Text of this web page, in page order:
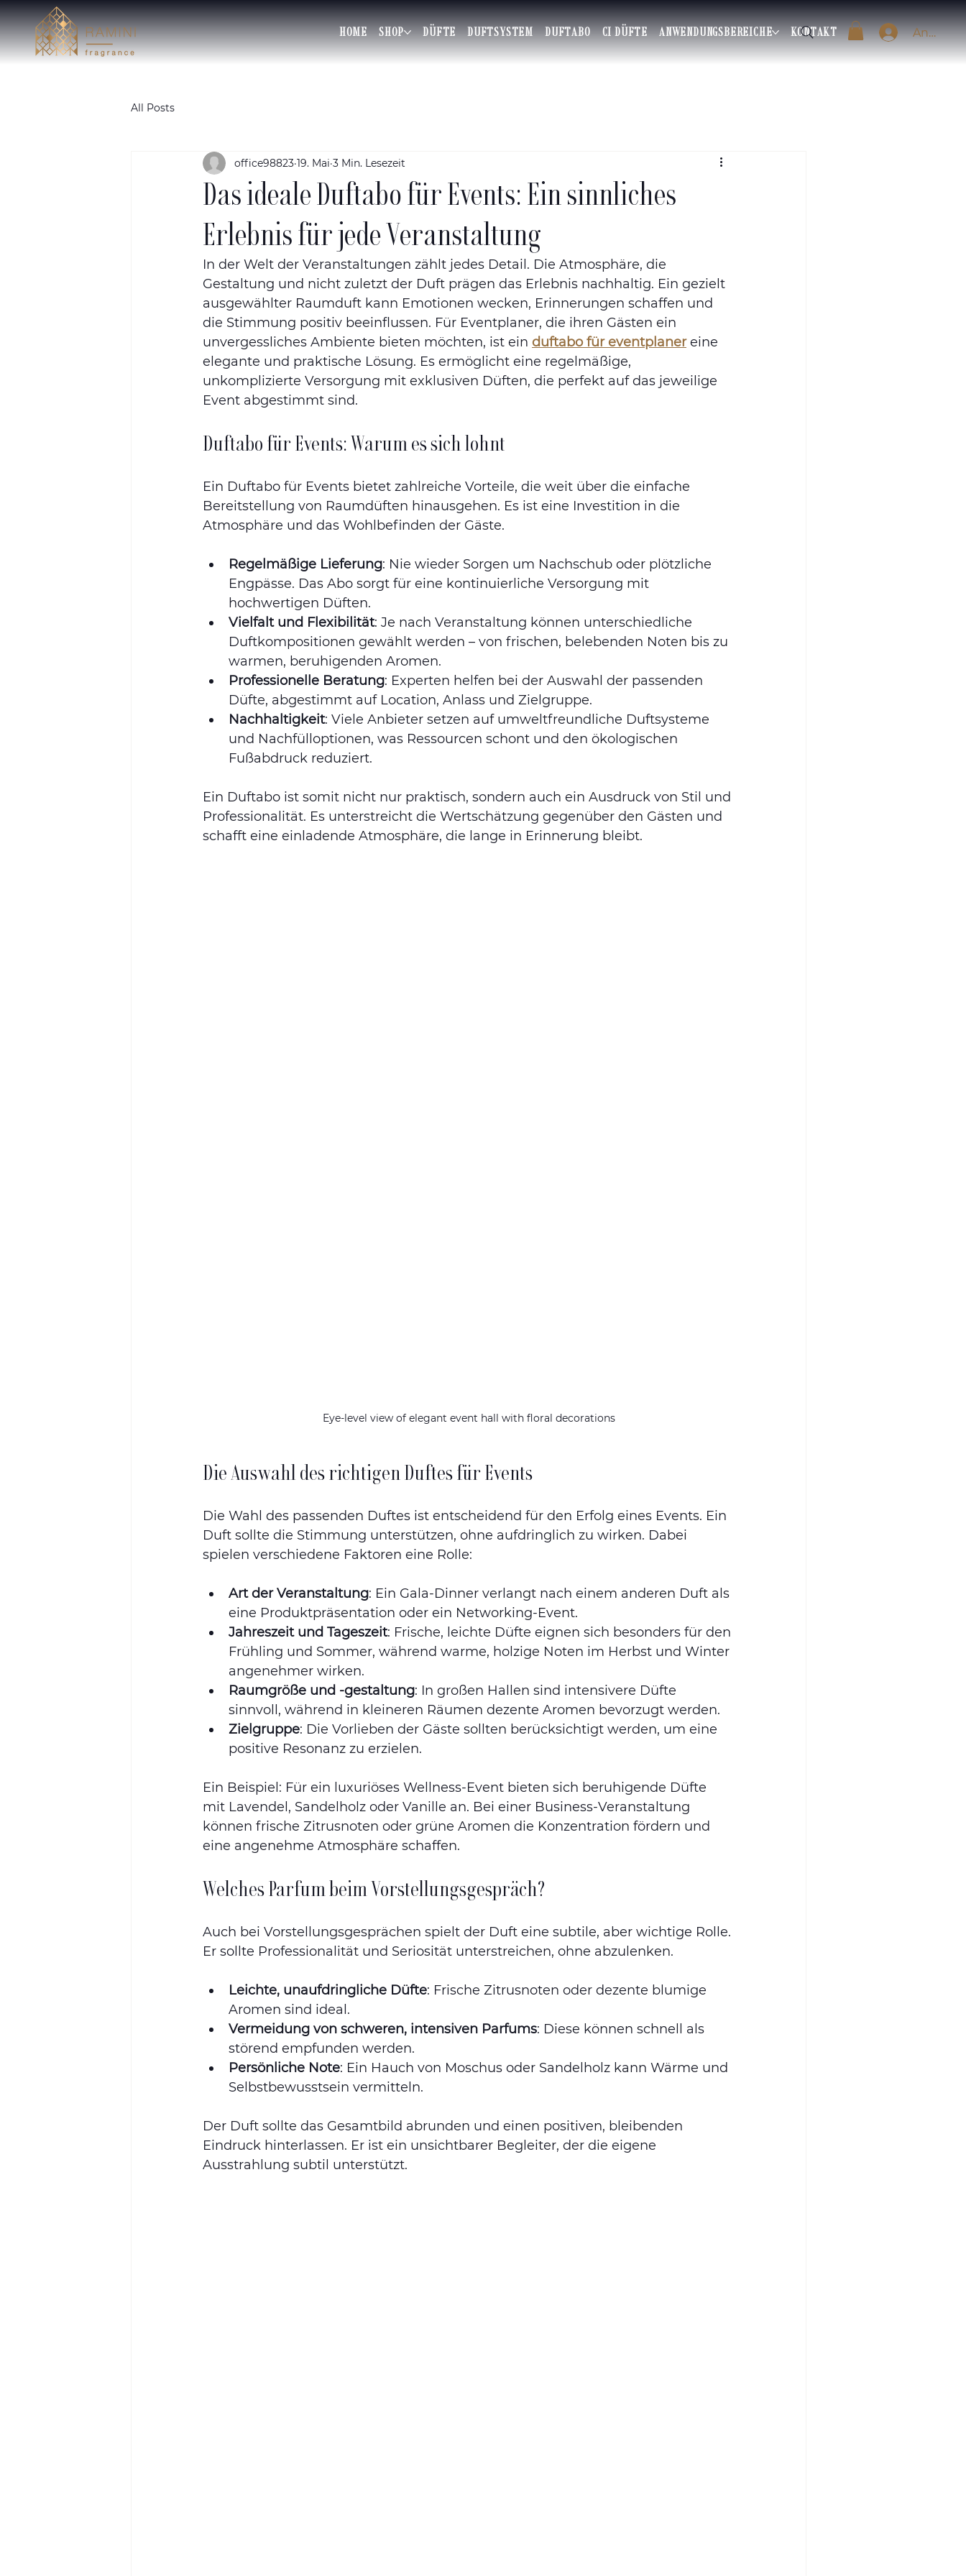
HOME SHOP DÜFTE DUFTSYSTEM DUFTABO CI DÜFTE ANWENDUNGSBEREICHE KONTAKT
All Posts
Das ideale Duftabo für Events: Ein sinnliches
Erlebnis für jede Veranstaltung
office98823 19. Mai 3 Min. Lesezeit
In der Welt der Veranstaltungen zählt jedes Detail. Die Atmosphäre, die
Gestaltung und nicht zuletzt der Duft prägen das Erlebnis nachhaltig. Ein gezielt
ausgewählter Raumduft kann Emotionen wecken, Erinnerungen schaffen und
die Stimmung positiv beeinflussen. Für Eventplaner, die ihren Gästen ein
unvergessliches Ambiente bieten möchten, ist ein duftabo für eventplaner eine
elegante und praktische Lösung. Es ermöglicht eine regelmäßige,
unkomplizierte Versorgung mit exklusiven Düften, die perfekt auf das jeweilige
Event abgestimmt sind.
Duftabo für Events: Warum es sich lohnt
Ein Duftabo für Events bietet zahlreiche Vorteile, die weit über die einfache
Bereitstellung von Raumdüften hinausgehen. Es ist eine Investition in die
Atmosphäre und das Wohlbefinden der Gäste.
Regelmäßige Lieferung: Nie wieder Sorgen um Nachschub oder plötzliche
Engpässe. Das Abo sorgt für eine kontinuierliche Versorgung mit
hochwertigen Düften.
Vielfalt und Flexibilität: Je nach Veranstaltung können unterschiedliche
Duftkompositionen gewählt werden – von frischen, belebenden Noten bis zu
warmen, beruhigenden Aromen.
Professionelle Beratung: Experten helfen bei der Auswahl der passenden
Düfte, abgestimmt auf Location, Anlass und Zielgruppe.
Nachhaltigkeit: Viele Anbieter setzen auf umweltfreundliche Duftsysteme
und Nachfülloptionen, was Ressourcen schont und den ökologischen
Fußabdruck reduziert.
Ein Duftabo ist somit nicht nur praktisch, sondern auch ein Ausdruck von Stil und
Professionalität. Es unterstreicht die Wertschätzung gegenüber den Gästen und
schafft eine einladende Atmosphäre, die lange in Erinnerung bleibt.
Eye-level view of elegant event hall with floral decorations
Die Auswahl des richtigen Duftes für Events
Die Wahl des passenden Duftes ist entscheidend für den Erfolg eines Events. Ein
Duft sollte die Stimmung unterstützen, ohne aufdringlich zu wirken. Dabei
spielen verschiedene Faktoren eine Rolle:
Art der Veranstaltung: Ein Gala-Dinner verlangt nach einem anderen Duft als
eine Produktpräsentation oder ein Networking-Event.
Jahreszeit und Tageszeit: Frische, leichte Düfte eignen sich besonders für den
Frühling und Sommer, während warme, holzige Noten im Herbst und Winter
angenehmer wirken.
Raumgröße und -gestaltung: In großen Hallen sind intensivere Düfte
sinnvoll, während in kleineren Räumen dezente Aromen bevorzugt werden.
Zielgruppe: Die Vorlieben der Gäste sollten berücksichtigt werden, um eine
positive Resonanz zu erzielen.
Ein Beispiel: Für ein luxuriöses Wellness-Event bieten sich beruhigende Düfte
mit Lavendel, Sandelholz oder Vanille an. Bei einer Business-Veranstaltung
können frische Zitrusnoten oder grüne Aromen die Konzentration fördern und
eine angenehme Atmosphäre schaffen.
Welches Parfum beim Vorstellungsgespräch?
Auch bei Vorstellungsgesprächen spielt der Duft eine subtile, aber wichtige Rolle.
Er sollte Professionalität und Seriosität unterstreichen, ohne abzulenken.
Leichte, unaufdringliche Düfte: Frische Zitrusnoten oder dezente blumige
Aromen sind ideal.
Vermeidung von schweren, intensiven Parfums: Diese können schnell als
störend empfunden werden.
Persönliche Note: Ein Hauch von Moschus oder Sandelholz kann Wärme und
Selbstbewusstsein vermitteln.
Der Duft sollte das Gesamtbild abrunden und einen positiven, bleibenden
Eindruck hinterlassen. Er ist ein unsichtbarer Begleiter, der die eigene
Ausstrahlung subtil unterstützt.